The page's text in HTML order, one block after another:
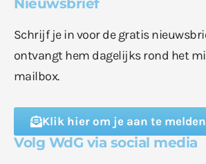
Schrijf je in voor de gratis
ontvangt hem dagelijks rond het
mailbox.
Klik hier om je aan te melden
Volg WdG via social media